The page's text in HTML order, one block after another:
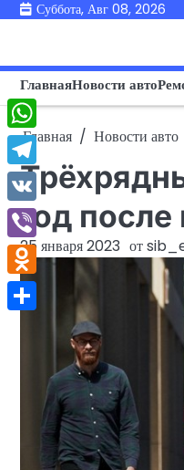
ПерейтиСуббота, Авг 08, 2026
ГлавнаяНовости авто
Главная Новости авто
год
25 января 2023 от
WhatsApp
Telegram
VK
Viber
Odnoklassniki
Отправить